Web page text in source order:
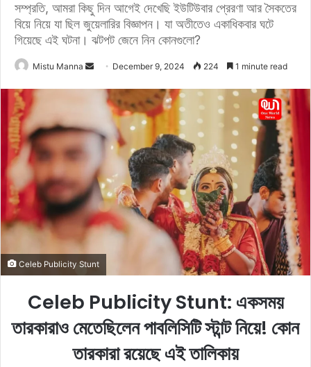
সম্প্রতি, আমরা কিছু দিন আগেই দেখেছি ইউটিউবার প্রেরণা আর সৈকতের
বিয়ে নিয়ে যা ছিল জুয়েলারির বিজ্ঞাপন। যা অতীতেও একাধিকবার ঘটে
গিয়েছে এই ঘটনা। ঝটপট জেনে নিন কোনগুলো?
Mistu Manna
a
e
m
i
l
December 9, 2024 224 1 minute read
Celeb Publicity Stunt
Celeb Publicity Stunt: একসময়
তারকারাও মেতেছিলেন পাবলিসিটি স্টান্ট নিয়ে! কোন
তারকারা রয়েছে এই তালিকায়